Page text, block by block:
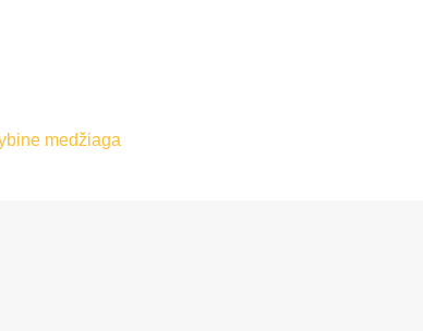
medžiaga